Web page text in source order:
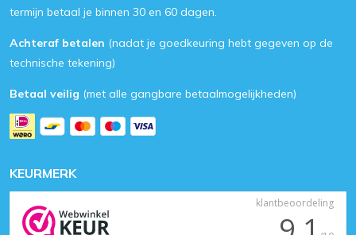
termijn betaal je binnen 30 en 60 dagen.
Achteraf betalen (nadat je goedkeuring hebt gegeven op de
technische tekening)
Betaal veilig (met alle gangbare betaalmogelijkheden)
KEURMERK